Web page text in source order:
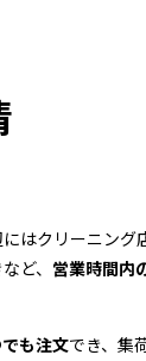
はクリーニング
ど、 営業時間内
も注文でき、集